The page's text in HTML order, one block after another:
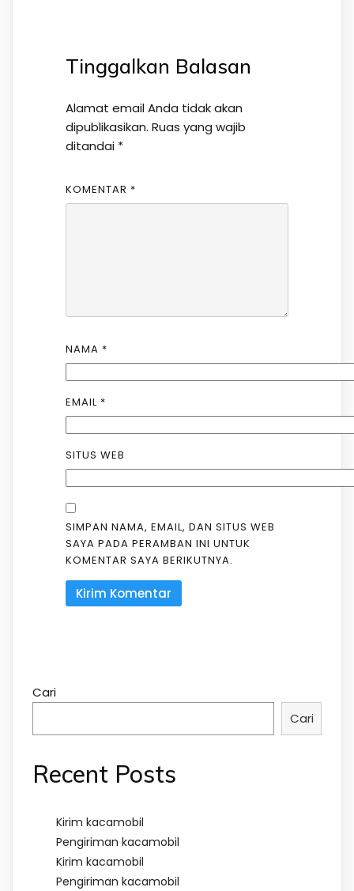
Tinggalkan Balasan
Alamat email Anda tidak akan
dipublikasikan. Ruas yang wajib
ditandai *
KOMENTAR *
NAMA *
EMAIL *
SITUS WEB
SIMPAN NAMA, EMAIL, DAN SITUS WEB
SAYA PADA PERAMBAN INI UNTUK
KOMENTAR SAYA BERIKUTNYA.
Cari
Cari
Recent Posts
Kirim kacamobil
Pengiriman kacamobil
Kirim kacamobil
Pengiriman kacamobil